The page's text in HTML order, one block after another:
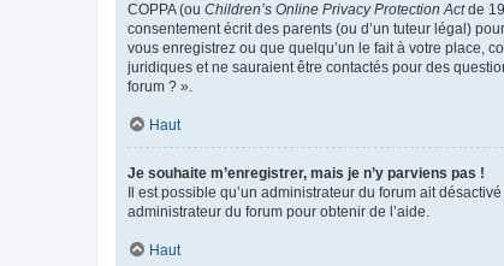
COPPA (ou Children’s Online Privacy Protection Actde
consentement écrit des parents (ou d’un tuteur légal)
vous enregistrez ou que quelqu’un le fait à votre place,
juridiques et ne sauraient être contactés pour des
forum ? ».
Haut
Je souhaite m’enregistrer, mais je n’y parviens pas !
Il est possible qu’un administrateur du forum ait
administrateur du forum pour obtenir de l’aide.
Haut